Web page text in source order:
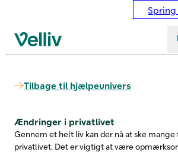
Velliv startside
Tilbage til hjælpeunivers
Ændringer i privatlivet
Gennem et helt liv kan der nå at ske
privatlivet. Det er vigtigt at være